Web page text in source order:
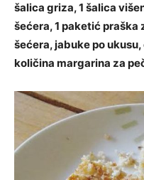
šalica griza, 1 šalica
šećera, 1 paketić praška
šećera, jabuke po
količina margarina za